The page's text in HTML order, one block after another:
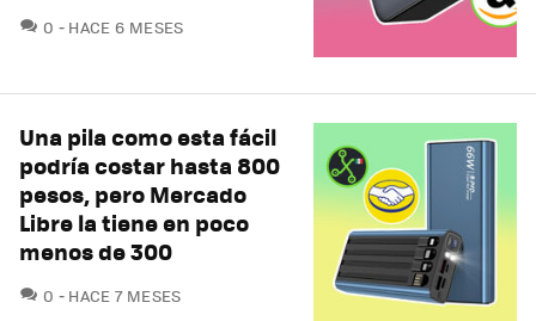
0 COMENTARIOS
HACE 6 MESES
Una pila como esta fácil
podría costar hasta 800
pesos, pero Mercado
Libre la tiene en poco
menos de 300
0 COMENTARIOS
HACE 7 MESES